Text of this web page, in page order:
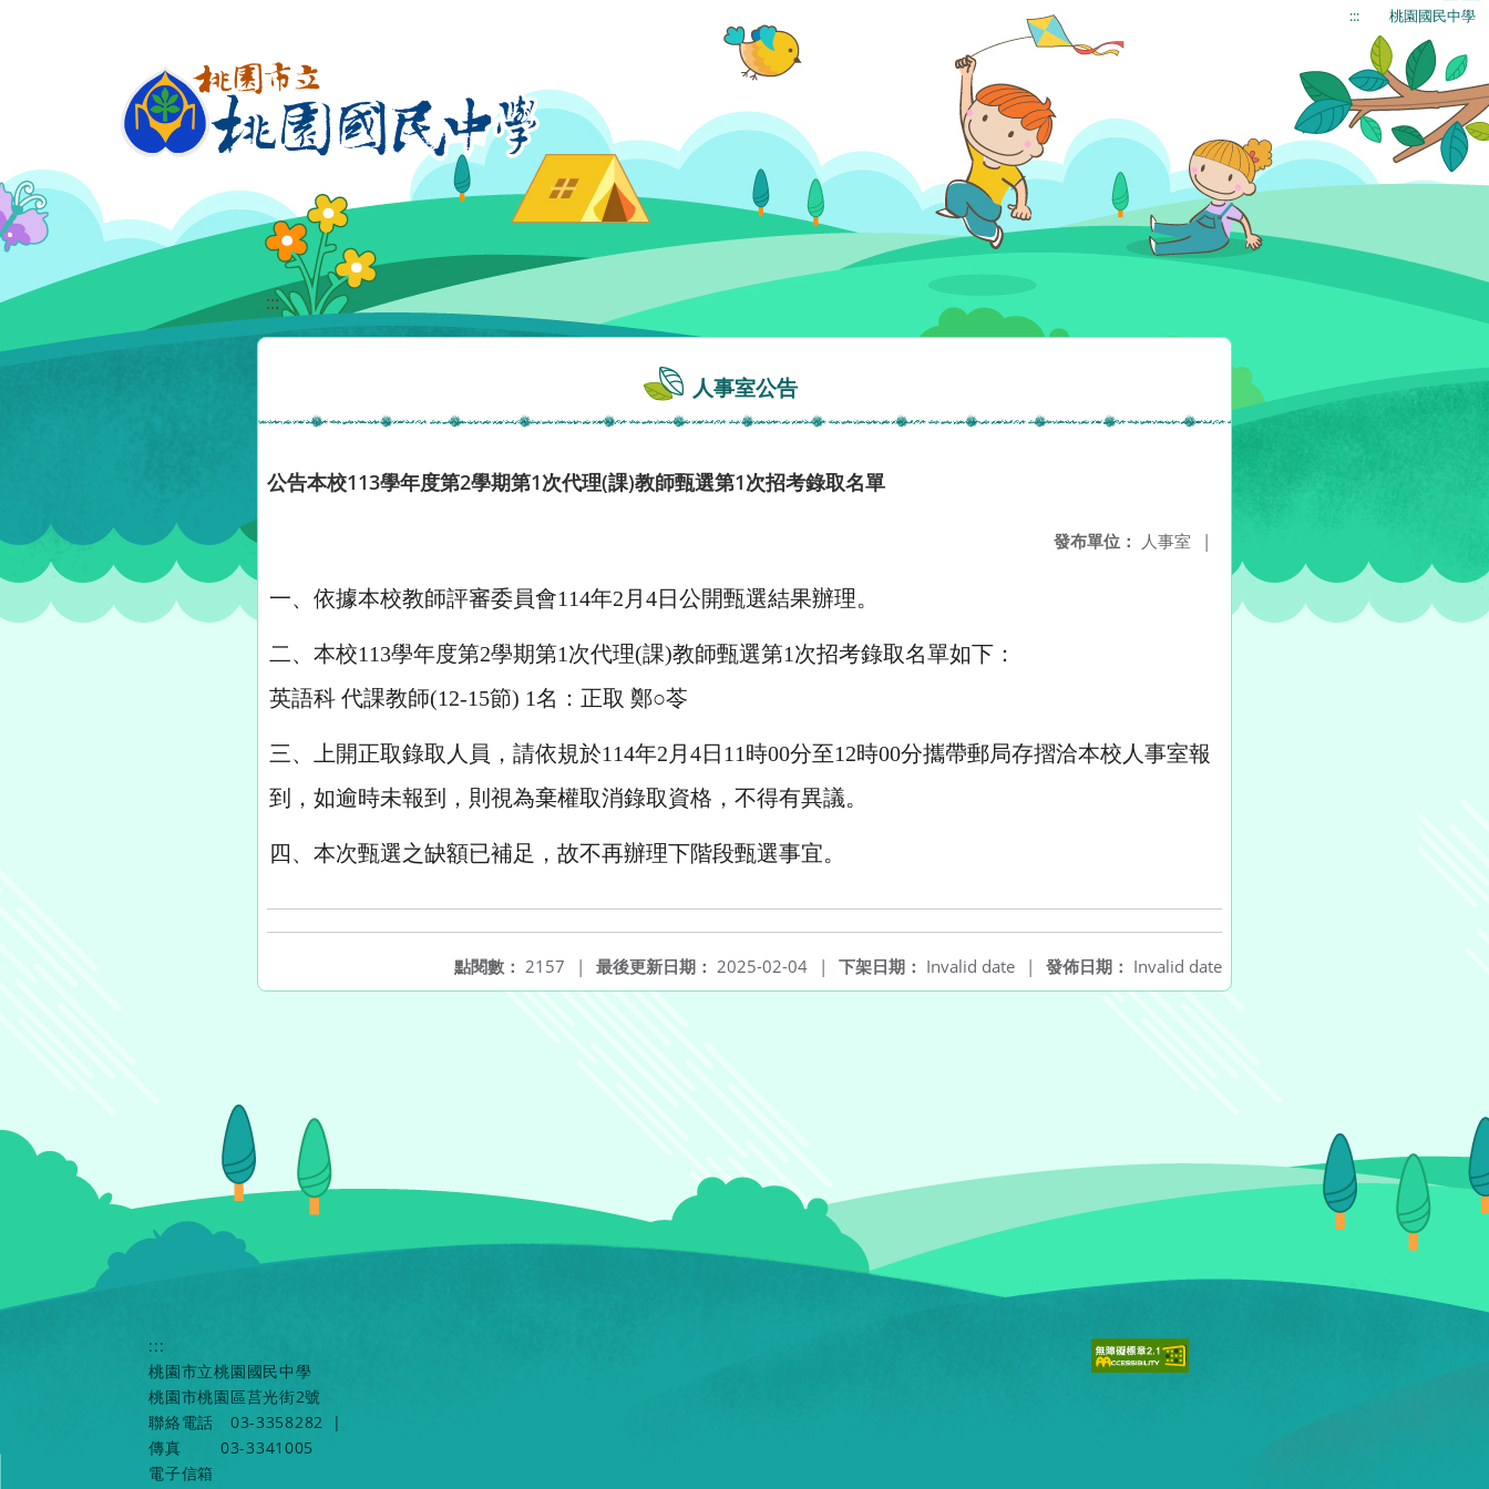
::: 桃園國民中學
:::
人事室公告
公告本校113學年度第2學期第1次代理(課)教師甄選第1次招考錄取名單
發布單位： 人事室 |
一、依據本校教師評審委員會114年2月4日公開甄選結果辦理。
二、本校113學年度第2學期第1次代理(課)教師甄選第1次招考錄取名單如下：
英語科 代課教師(12-15節) 1名：正取 鄭○苓
三、上開正取錄取人員，請依規於114年2月4日11時00分至12時00分攜帶郵局存摺洽本校人事室報
到，如逾時未報到，則視為棄權取消錄取資格，不得有異議。
四、本次甄選之缺額已補足，故不再辦理下階段甄選事宜。
發佈日期： Invalid date
下架日期： Invalid date |
最後更新日期： 2025-02-04 |
點閱數： 2157 |
:::
桃園市立桃園國民中學
桃園市桃園區莒光街2號
聯絡電話
03-3358282
|
傳真
03-3341005
電子信箱